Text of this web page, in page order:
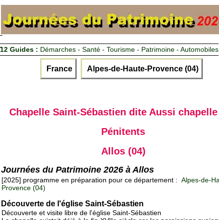
12 Guides : Démarches - Santé - Tourisme - Patrimoine - Automobiles
France Alpes-de-Haute-Provence (04)
Chapelle Saint-Sébastien dite Aussi
Pénitents
Allos (04)
Journées du Patrimoine 2026 à Allos
[2025] programme en préparation pour ce département : Alpes-de-
Provence (04)
Découverte de l'église Saint-Sébastien
Découverte et visite libre de l'église Saint-Sébastien